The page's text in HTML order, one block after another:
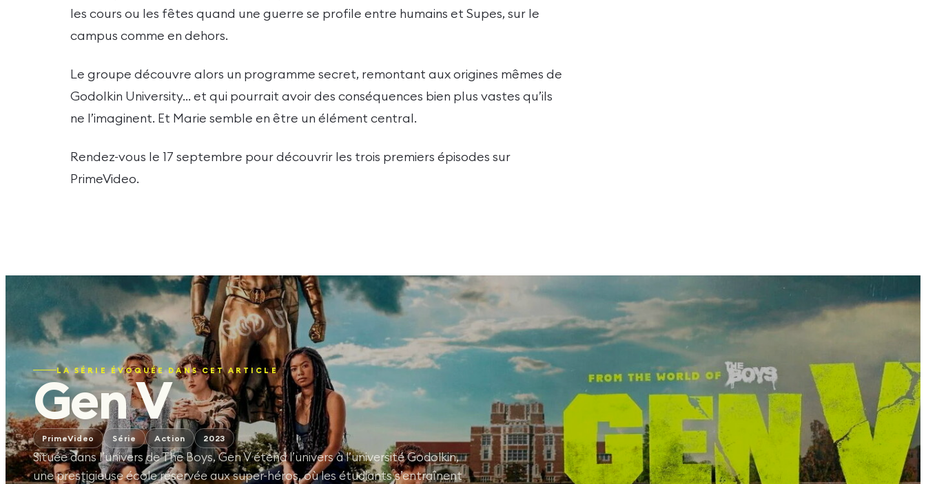
les cours ou les fêtes quand une guerre se profile entre humains et Supes, sur le
campus comme en dehors.
Le groupe découvre alors un programme secret, remontant aux origines mêmes de
Godolkin University… et qui pourrait avoir des conséquences bien plus vastes qu’ils
ne l’imaginent. Et Marie semble en être un élément central.
Rendez-vous le 17 septembre pour découvrir les trois premiers épisodes sur
PrimeVideo.
LA SÉRIE ÉVOQUÉE DANS CET ARTICLE
Gen V
PrimeVideo Série Action 2023
Située dans l’univers de The Boys, Gen V étend l’univers à l’université Godolkin,
une prestigieuse école réservée aux super-héros, où les étudiants s’entraînent